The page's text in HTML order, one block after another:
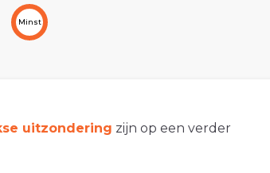
Minst
uitzondering zijn op een verder